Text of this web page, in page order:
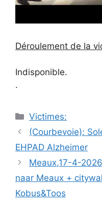
Déroulement de la
Indisponible.
.
Catégories
Victimes:
Navigation
des
(Courbevoie):
EHPAD Alzheimer
Meaux,17-4-
naar Meaux +
Kobus&Toos